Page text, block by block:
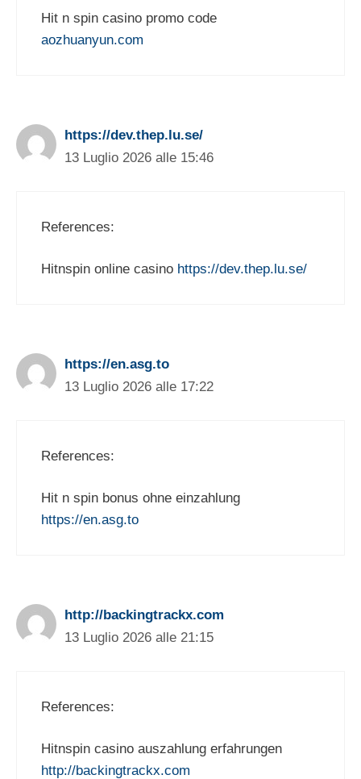
Hit n spin casino promo code
aozhuanyun.com
https://dev.thep.lu.se/
13 Luglio 2026 alle 15:46
References:
Hitnspin online casino https://dev.thep.lu.se/
https://en.asg.to
13 Luglio 2026 alle 17:22
References:
Hit n spin bonus ohne einzahlung
https://en.asg.to
http://backingtrackx.com
13 Luglio 2026 alle 21:15
References:
Hitnspin casino auszahlung erfahrungen
http://backingtrackx.com